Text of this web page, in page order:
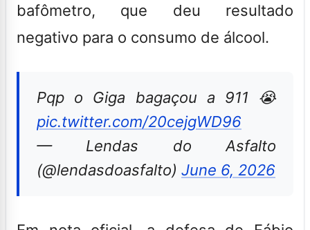
bafômetro, que deu resultado
negativo para o consumo de álcool.
Pqp o Giga bagaçou a 911 😭
pic.twitter.com/20cejgWD96
— Lendas do Asfalto
(@lendasdoasfalto) June 6, 2026